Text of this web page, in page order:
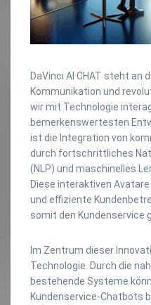
DaVinci AI CHAT steht an
Kommunikation und
wir mit Technologie
bemerkenswertesten
ist die Integration von
durch fortschrittliches
(NLP) und maschinelles
Diese interaktiven
und effiziente
somit den Kundenservice
Im Zentrum dieser
Technologie. Durch die
bestehende Systeme
Kundenservice-Chatbots